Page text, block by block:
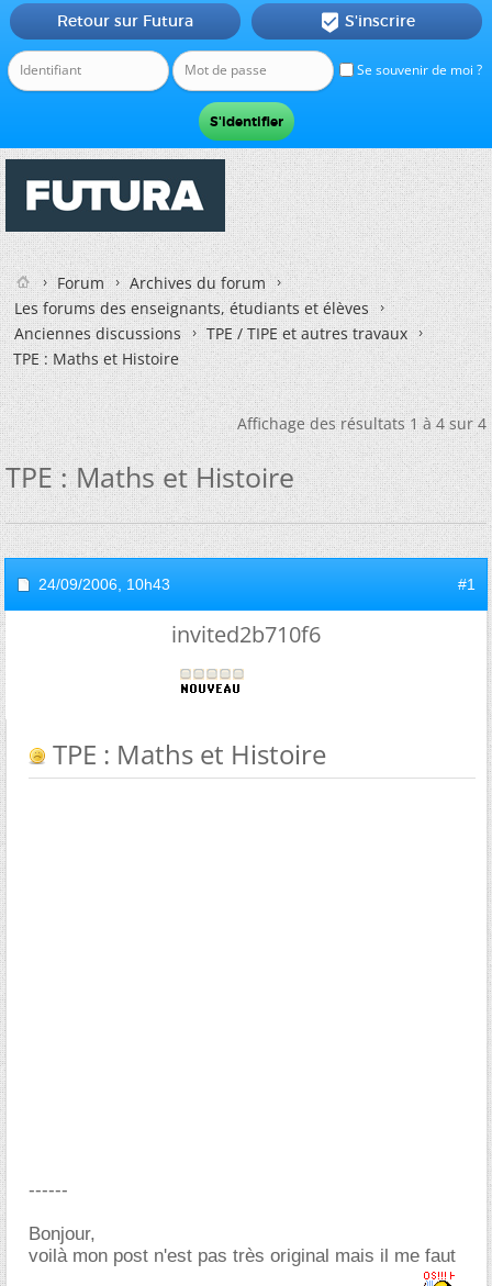
Se souvenir de moi ?
Retour sur Futura  S'inscrire
Forum
Archives du forum
Les forums des enseignants, étudiants et élèves
Anciennes discussions
TPE / TIPE et autres travaux
TPE : Maths et Histoire
Affichage des résultats 1 à 4 sur 4
TPE : Maths et Histoire
24/09/2006, 10h43 #1
invited2b710f6
TPE : Maths et Histoire
------
Bonjour,
voilà mon post n'est pas très original mais il me faut